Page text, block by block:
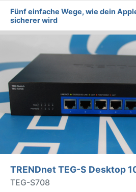
Fünf einfache Wege, wie dein
sicherer wird
TRENDnet TEG-S Desktop
TEG-S708